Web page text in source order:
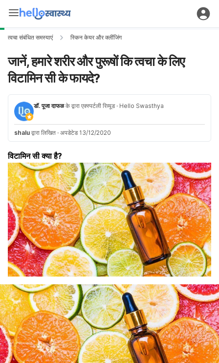
त्वचा संबंधित समस्याएं स्किन केयर और क्लींजिंग
जानें, हमारे शरीर और पुरूषों कि त्वचा के लिए
विटामिन सी के फायदे?
डॉ. पूजा दाफळके द्वारा एक्स्पर्टली रिव्यूड · Hello Swasthya
shalu द्वारा लिखित · अपडेटेड 13/12/2020
विटामिन सी क्या है?